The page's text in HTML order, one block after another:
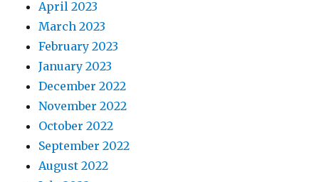
April 2023
March 2023
February 2023
January 2023
December 2022
November 2022
October 2022
September 2022
August 2022